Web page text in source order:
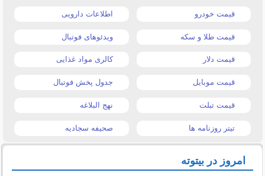
قیمت خودرو اطلاعات دارویی
قیمت طلا و سکه ویدئوهای فوتبال
قیمت دلار کالری مواد غذایی
قیمت موبایل جدول پخش فوتبال
قیمت تبلت نهج البلاغه
تیتر روزنامه ها صحیفه سجادیه
امروز در بیتوته